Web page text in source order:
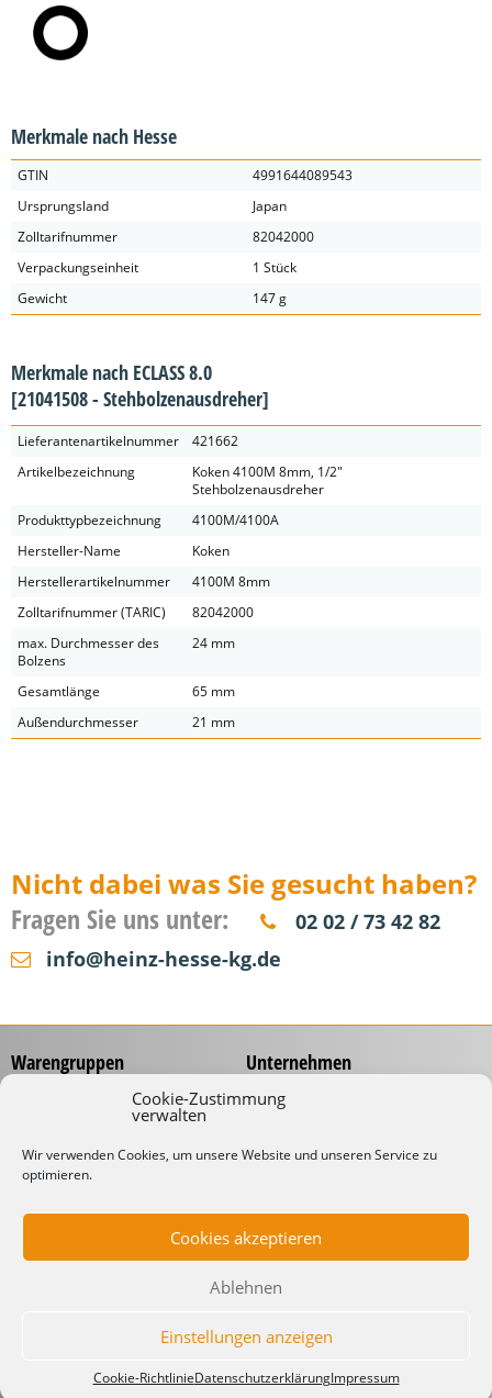
Cookie-Zustimmung
verwalten
Wir verwenden Cookies, um unsere Website und unseren Service zu
optimieren.
Cookies akzeptieren
Ablehnen
Einstellungen anzeigen
Cookie-RichtlinieDatenschutzerklärungImpressum
Merkmale nach Hesse
GTIN
4991644089543
Ursprungsland
Japan
Zolltarifnummer
82042000
Verpackungseinheit
1 Stück
Gewicht
147 g
Merkmale nach ECLASS 8.0
[21041508 - Stehbolzenausdreher]
Lieferantenartikelnummer
421662
Artikelbezeichnung
Koken 4100M 8mm, 1/2"
Stehbolzenausdreher
Produkttypbezeichnung
4100M/4100A
Hersteller-Name
Koken
Herstellerartikelnummer
4100M 8mm
Zolltarifnummer (TARIC)
82042000
max. Durchmesser des
Bolzens
24 mm
Gesamtlänge
65 mm
Außendurchmesser
21 mm
Nicht dabei was Sie gesucht haben?
Fragen Sie uns unter:
02 02 / 73 42 82
info@heinz-hesse-kg.de
Warengruppen
Koffer & Taschen
Kabelbinder
Unternehmen
Service
Katalog
Downloads
Impressum